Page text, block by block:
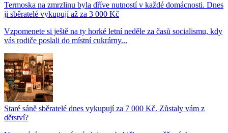
Termoska na zmrzlinu byla dříve nutností v každé domácnosti. Dnes
ji sběratelé vykupují až za 3 000 Kč
Vzpomenete si ještě na ty horké letní neděle za časů socialismu, kdy
vás rodiče poslali do místní cukrárny...
Staré sáně sběratelé dnes vykupují za 7 000 Kč. Zůstaly vám z
dětství?